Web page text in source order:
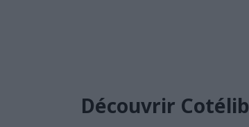
Découvrir Cotélib